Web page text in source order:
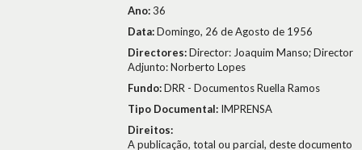
Ano:36
Data:Domingo, 26 de Agosto de 1956
Directores:Director: Joaquim Manso; Director
Adjunto: Norberto Lopes
Fundo:DRR - Documentos Ruella Ramos
Tipo Documental: IMPRENSA
Direitos:
A publicação, total ou parcial, deste documento